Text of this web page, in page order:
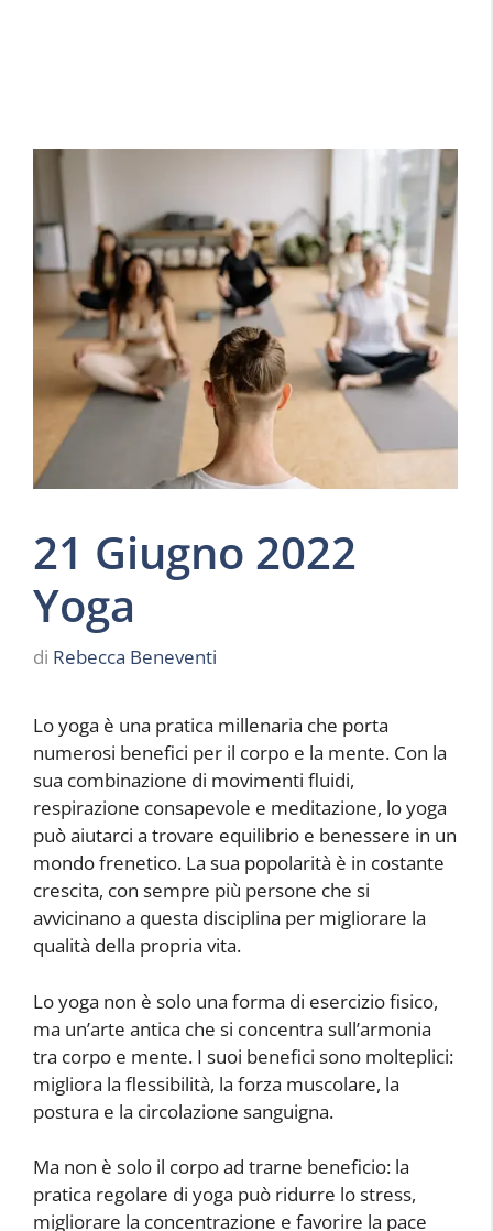
21 Giugno 2022
Yoga
di Rebecca Beneventi
Lo yoga è una pratica millenaria che porta
numerosi benefici per il corpo e la mente. Con la
sua combinazione di movimenti fluidi,
respirazione consapevole e meditazione, lo yoga
può aiutarci a trovare equilibrio e benessere in un
mondo frenetico. La sua popolarità è in costante
crescita, con sempre più persone che si
avvicinano a questa disciplina per migliorare la
qualità della propria vita.
Lo yoga non è solo una forma di esercizio fisico,
ma un’arte antica che si concentra sull’armonia
tra corpo e mente. I suoi benefici sono molteplici:
migliora la flessibilità, la forza muscolare, la
postura e la circolazione sanguigna.
Ma non è solo il corpo ad trarne beneficio: la
pratica regolare di yoga può ridurre lo stress,
migliorare la concentrazione e favorire la pace